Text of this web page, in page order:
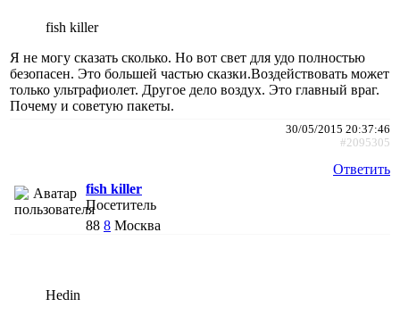
fish killer
Я не могу сказать сколько. Но вот свет для удо полностью
безопасен. Это большей частью сказки.Воздействовать может
только ультрафиолет. Другое дело воздух. Это главный враг.
Почему и советую пакеты.
30/05/2015 20:37:46
#2095305
Ответить
fish killer
Посетитель
88 8 Москва
Hedin